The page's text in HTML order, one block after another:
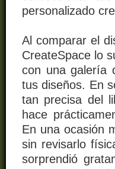
personalizado
Al comparar el
CreateSpace lo
con una galería
tus diseños. En
tan precisa del
hace
En una ocasión
sin revisarlo
sorprendió